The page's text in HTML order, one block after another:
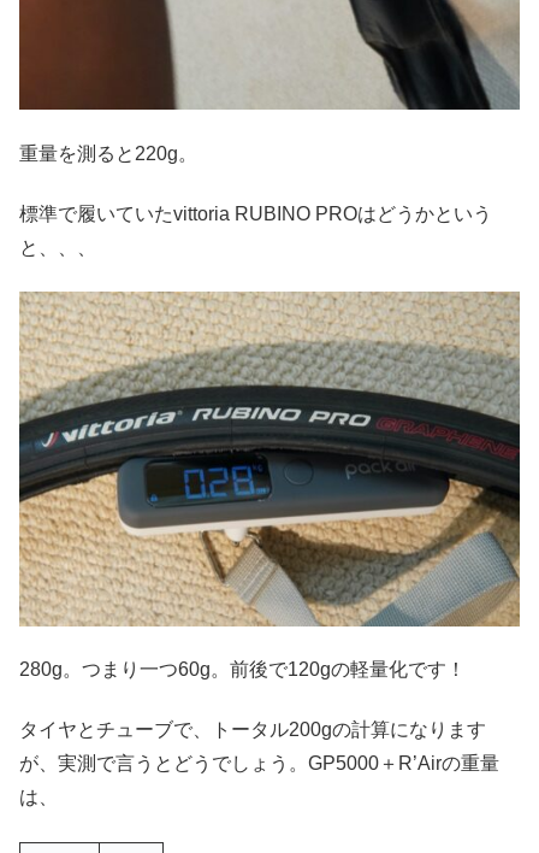
重量を測ると220g。
標準で履いていたvittoria RUBINO PROはどうかという
と、、、
280g。つまり一つ60g。前後で120gの軽量化です！
タイヤとチューブで、トータル200gの計算になります
が、実測で言うとどうでしょう。GP5000＋R’Airの重量
は、